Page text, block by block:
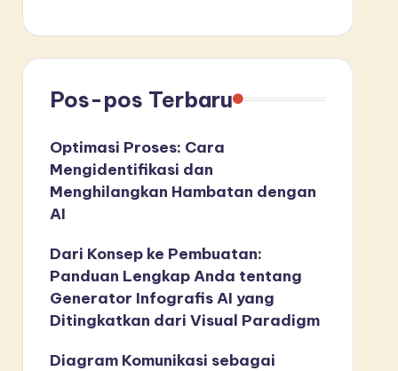
Pos-pos Terbaru
Optimasi Proses: Cara
Mengidentifikasi dan
Menghilangkan Hambatan dengan
AI
Dari Konsep ke Pembuatan:
Panduan Lengkap Anda tentang
Generator Infografis AI yang
Ditingkatkan dari Visual Paradigm
Diagram Komunikasi sebagai